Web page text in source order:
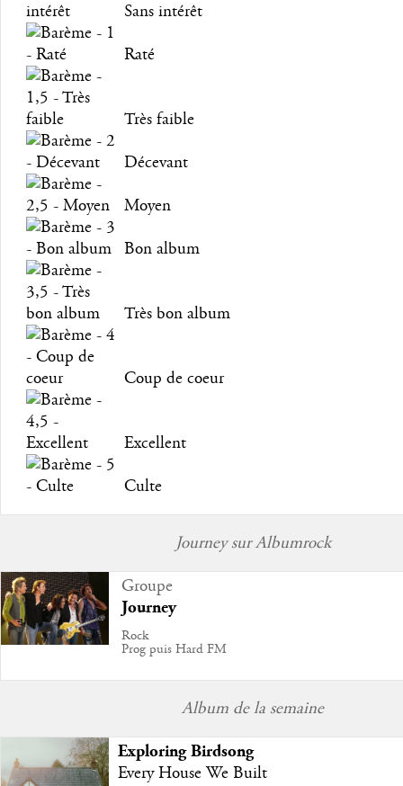
Sans intérêt
Raté
Très faible
Décevant
Moyen
Bon album
Très bon album
Coup de coeur
Excellent
Culte
Journey sur Albumrock
Groupe
Journey
Rock
Prog puis Hard FM
Album de la semaine
Exploring Birdsong
Every House We Built